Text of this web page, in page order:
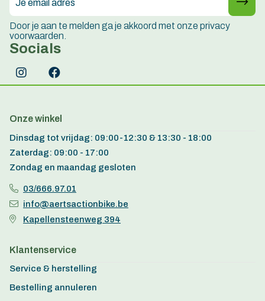
Door je aan te melden ga je akkoord met onze privacy
voorwaarden.
Socials
Onze winkel
Dinsdag tot vrijdag: 09:00-12:30 & 13:30 - 18:00
Zaterdag: 09:00 - 17:00
Zondag en maandag gesloten
03/666.97.01
info@aertsactionbike.be
Kapellensteenweg 394
Klantenservice
Service & herstelling
Bestelling annuleren